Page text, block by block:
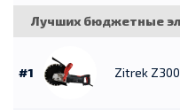
Лучших бюджетные
#1 Zitrek